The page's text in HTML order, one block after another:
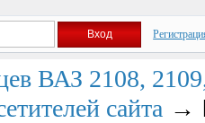
ВАЗ 2108,
сайта →